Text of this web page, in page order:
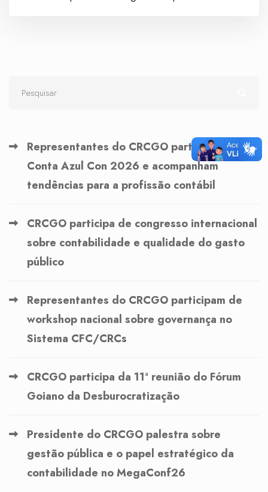
Representantes do CRCGO participam do
Conta Azul Con 2026 e acompanham
tendências para a profissão contábil
CRCGO participa de congresso internacional
sobre contabilidade e qualidade do gasto
público
Representantes do CRCGO participam de
workshop nacional sobre governança no
Sistema CFC/CRCs
CRCGO participa da 11ª reunião do Fórum
Goiano da Desburocratização
Presidente do CRCGO palestra sobre
gestão pública e o papel estratégico da
contabilidade no MegaConf26